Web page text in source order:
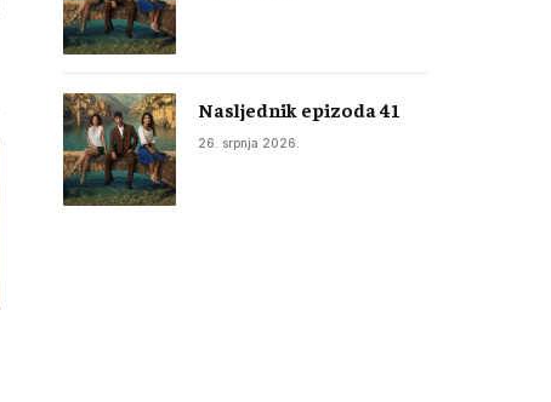
Nasljednik epizoda 41
26. srpnja 2026.